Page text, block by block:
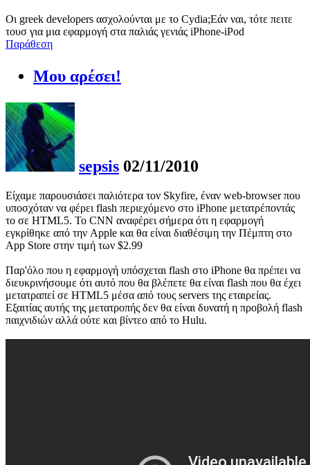
Οι greek developers ασχολούνται με το Cydia;Εάν ναι, τότε πειτε
τουσ για μια εφαρμογή στα παλιάς γενιάς iPhone-iPod
Παράθεση
Μου αρέσει!
sepsis 02/11/2010
Είχαμε παρουσιάσει παλιότερα τον Skyfire, έναν web-browser που
υποσχόταν να φέρει flash περιεχόμενο στο iPhone μετατρέποντάς
το σε HTML5. To CNN αναφέρει σήμερα ότι η εφαρμογή
εγκρίθηκε από την Apple και θα είναι διαθέσιμη την Πέμπτη στο
App Store στην τιμή των $2.99
Παρ'όλο που η εφαρμογή υπόσχεται flash στο iPhone θα πρέπει να
διευκρινήσουμε ότι αυτό που θα βλέπετε θα είναι flash που θα έχει
μετατραπεί σε HTML5 μέσα από τους servers της εταιρείας.
Εξαιτίας αυτής της μετατροπής δεν θα είναι δυνατή η προβολή flash
παιχνιδιών αλλά ούτε και βίντεο από το Hulu.